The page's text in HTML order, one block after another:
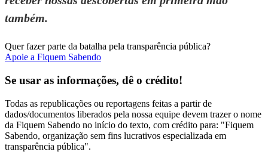
também.
Quer fazer parte da batalha pela transparência pública?
Apoie a Fiquem Sabendo
Se usar as informações, dê o crédito!
Todas as republicações ou reportagens feitas a partir de
dados/documentos liberados pela nossa equipe devem trazer o nome
da Fiquem Sabendo no início do texto, com crédito para: "Fiquem
Sabendo, organização sem fins lucrativos especializada em
transparência pública".